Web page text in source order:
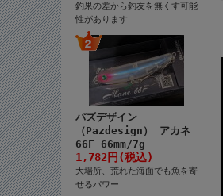
釣果の差から釣友を無くす可能
性があります
パズデザイン
（Pazdesign） アカネ
66F 66mm/7g
1,782円(税込)
大場所、荒れた海面でも魚を寄
せるパワー